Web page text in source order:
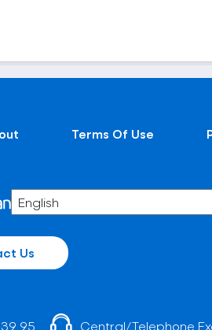
Terms Of Use
Us
95 Central/Telephone